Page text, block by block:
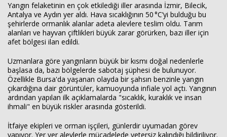
Yangın felaketinin en çok etkilediği iller arasında İzmir, Bilecik,
Antalya ve Aydın yer aldı. Hava sıcaklığının 50 °C’yi bulduğu bu
şehirlerde ormanlık alanlar adeta alevlere teslim oldu. Tarım
alanları ve hayvan çiftlikleri büyük zarar görürken, bazı iller için
afet bölgesi ilan edildi.
Uzmanlara göre yangınların büyük bir kısmı doğal nedenlerle
başlasa da, bazı bölgelerde sabotaj şüphesi de bulunuyor.
Özellikle Bursa'da yaşanan olayda bir şahsın benzinle yangın
çıkardığına dair görüntüler, kamuoyunda infiale yol açtı. Yangının
ardından yapılan ilk açıklamalarda "sıcaklık, kuraklık ve insan
ihmali" en büyük riskler arasında gösterildi.
İtfaiye ekipleri ve orman işçileri, günlerdir uyumadan görev
yapıyor. Yer yer alevlerle mücadelede yetersiz kalındığı bildiriliyor.